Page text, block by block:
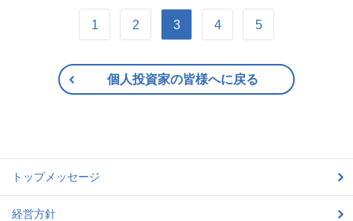
1 2 3 4 5
個人投資家の皆様へに戻る
トップメッセージ
経営方針